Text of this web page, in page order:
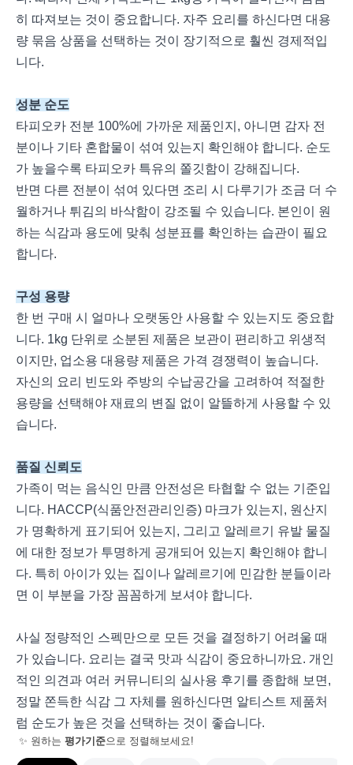
히 따져보는 것이 중요합니다. 자주 요리를 하신다면 대용
량 묶음 상품을 선택하는 것이 장기적으로 훨씬 경제적입
니다.
성분 순도
타피오카 전분 100%에 가까운 제품인지, 아니면 감자 전
분이나 기타 혼합물이 섞여 있는지 확인해야 합니다. 순도
가 높을수록 타피오카 특유의 쫄깃함이 강해집니다.
반면 다른 전분이 섞여 있다면 조리 시 다루기가 조금 더 수
월하거나 튀김의 바삭함이 강조될 수 있습니다. 본인이 원
하는 식감과 용도에 맞춰 성분표를 확인하는 습관이 필요
합니다.
구성 용량
한 번 구매 시 얼마나 오랫동안 사용할 수 있는지도 중요합
니다. 1kg 단위로 소분된 제품은 보관이 편리하고 위생적
이지만, 업소용 대용량 제품은 가격 경쟁력이 높습니다.
자신의 요리 빈도와 주방의 수납공간을 고려하여 적절한
용량을 선택해야 재료의 변질 없이 알뜰하게 사용할 수 있
습니다.
품질 신뢰도
가족이 먹는 음식인 만큼 안전성은 타협할 수 없는 기준입
니다. HACCP(식품안전관리인증) 마크가 있는지, 원산지
가 명확하게 표기되어 있는지, 그리고 알레르기 유발 물질
에 대한 정보가 투명하게 공개되어 있는지 확인해야 합니
다. 특히 아이가 있는 집이나 알레르기에 민감한 분들이라
면 이 부분을 가장 꼼꼼하게 보셔야 합니다.
사실 정량적인 스펙만으로 모든 것을 결정하기 어려울 때
가 있습니다. 요리는 결국 맛과 식감이 중요하니까요. 개인
적인 의견과 여러 커뮤니티의 실사용 후기를 종합해 보면,
정말 쫀득한 식감 그 자체를 원하신다면 알티스트 제품처
럼 순도가 높은 것을 선택하는 것이 좋습니다.
✨ 원하는 평가기준으로 정렬해보세요!